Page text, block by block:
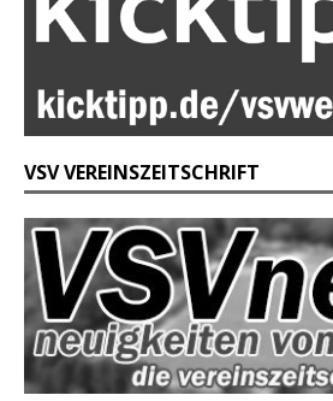
VSV VEREINSZEITSCHRIFT